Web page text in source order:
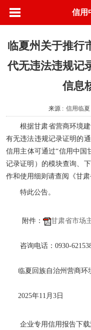
信用
临夏州关于推行
代无违法违规记
信息
来源 : 信用临夏
根据甘肃省营商环境
有无违法违规记录证明的
信用主体可通过“信用中国
记录证明）的模块查询、
作和使用细则请查阅《甘
特此公告。
附件： 甘肃省市场
咨询电话：0930-
临夏回族自治州营商环
2025年11月3日
企业专用信用报告下载